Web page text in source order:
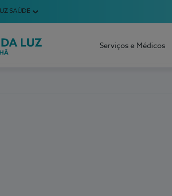
SAÚDE
da Covilhã
Serviços e Médicos